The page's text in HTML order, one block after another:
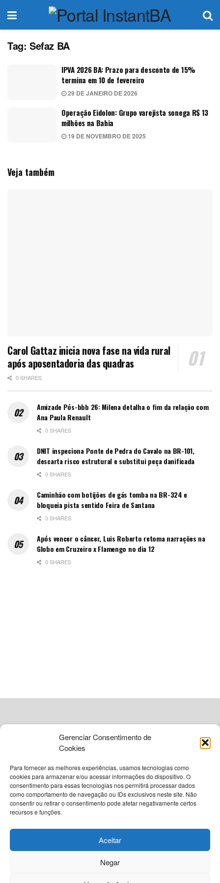
Gerenciar Consentimento de
Cookies
Para fornecer as melhores experiências, usamos tecnologias como
cookies para armazenar e/ou acessar informações do dispositivo. O
consentimento para essas tecnologias nos permitirá processar dados
como comportamento de navegação ou IDs exclusivos neste site. Não
consentir ou retirar o consentimento pode afetar negativamente certos
recursos e funções.
Aceitar
Negar
Tag: Sefaz BA
IPVA 2026 BA: Prazo para desconto de 15%
termina em 10 de fevereiro
29 DE JANEIRO DE 2026
Operação Eidolon: Grupo varejista sonega R$ 13
milhões na Bahia
19 DE NOVEMBRO DE 2025
Veja também
Carol Gattaz inicia nova fase na vida rural
após aposentadoria das quadras
0 SHARES
Amizade Pós-bbb 26: Milena detalha o fim da relação com
Ana Paula Renault
0 SHARES
DNIT inspeciona Ponte de Pedra do Cavalo na BR-101,
descarta risco estrutural e substitui peça danificada
0 SHARES
Caminhão com botijões de gás tomba na BR-324 e
bloqueia pista sentido Feira de Santana
0 SHARES
Após vencer o câncer, Luis Roberto retoma narrações na
Globo em Cruzeiro x Flamengo no dia 12
0 SHARES
© 2026Grupo VIA365 Comunicação Estratégica
Navegue pelo nosso site
Política Editorial do InstantBA
Política de Privacidade